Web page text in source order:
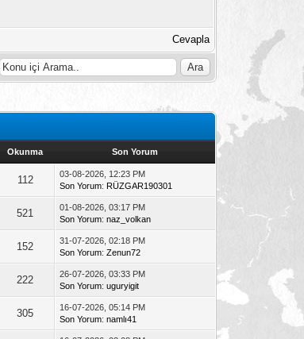
Cevapla
Okunma Son Yorum
112
03-08-2026, 12:23 PM
Son Yorum: RÜZGAR190301
521
01-08-2026, 03:17 PM
Son Yorum:naz_volkan
152
31-07-2026, 02:18 PM
Son Yorum:Zenun72
222
26-07-2026, 03:33 PM
Son Yorum:uguryigit
305
16-07-2026, 05:14 PM
Son Yorum:namlı41